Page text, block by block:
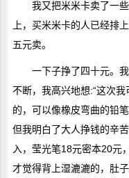
我又把米米卡卖了一
上，买米米卡的人已经排
五元卖。
一下子挣了四十元。
不断，我高兴地想:“这次
的，可以像橡皮弯曲的铅
但我明白了大人挣钱的辛
入，莹光笔18元密本20元
才觉得背上湿漉漉的，肚